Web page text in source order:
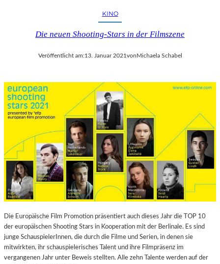
KINO
Die neuen Shooting-Stars in der Filmszene
Veröffentlicht am:13. Januar 2021vonMichaela Schabel
Die Europäische Film Promotion präsentiert auch dieses Jahr die TOP 10
der europäischen Shooting Stars in Kooperation mit der Berlinale. Es sind
junge SchauspielerInnen, die durch die Filme und Serien, in denen sie
mitwirkten, ihr schauspielerisches Talent und ihre Filmpräsenz im
vergangenen Jahr unter Beweis stellten. Alle zehn Talente werden auf der